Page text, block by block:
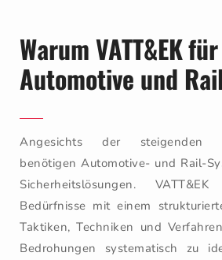
Warum VATT&EK für
Automotive und
Angesichts der steigenden
benötigen Automotive- und Rail-
Sicherheitslösungen.
Bedürfnisse mit einem
Taktiken, Techniken und
Bedrohungen systematisch zu